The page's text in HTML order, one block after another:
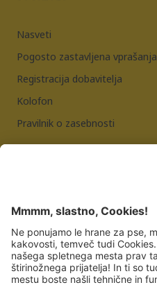
Nasveti
Pogosto zastavljena vprašanja
Registracija dobavitelja
Kolofon
Pravilnik o zasebnosti
Industriegebiet Sud
DE-63924 Kleinheubach